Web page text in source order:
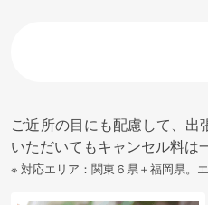
ご近所の目にも配慮して、
いただいてもキャンセル料は
※ 対応エリア：関東６県＋福岡県。